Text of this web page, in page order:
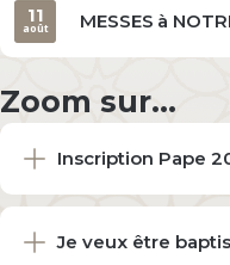
MESSES à
11
août
Zoom sur...
Inscription Pape
Je veux être